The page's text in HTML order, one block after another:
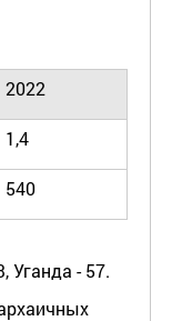
2022
1,4
540
Уганда - 57.